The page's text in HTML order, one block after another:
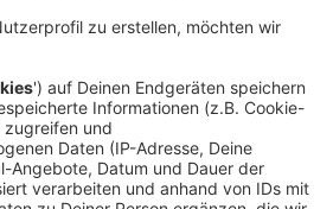
unter anderem Turniere im
Fußball und
werden heute zum RWTH FH